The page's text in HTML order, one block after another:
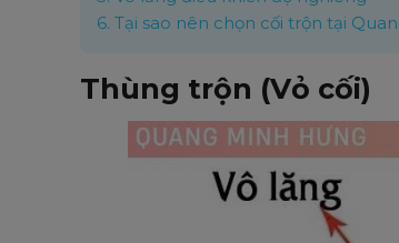
6. Tại sao nên chọn cối trộn tại
Thùng trộn (Vỏ cối)